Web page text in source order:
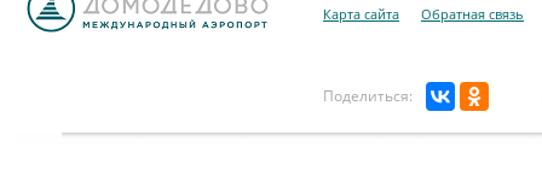
Карта сайта Обратная связь
Поделиться: